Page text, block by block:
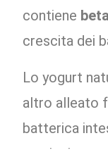
contiene
crescita dei
Lo yogurt
altro alleato
batterica